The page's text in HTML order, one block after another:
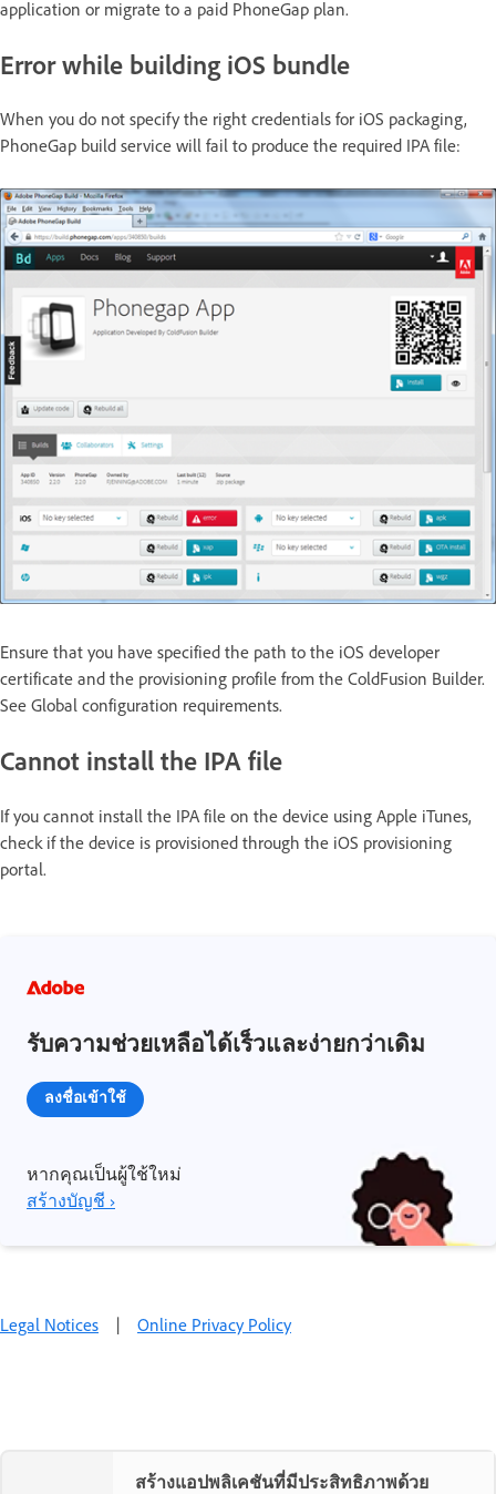
application or migrate to a paid PhoneGap plan.
Error while building iOS bundle
When you do not specify the right credentials for iOS packaging,
PhoneGap build service will fail to produce the required IPA file:
Ensure that you have specified the path to the iOS developer
certificate and the provisioning profile from the ColdFusion Builder.
See Global configuration requirements.
Cannot install the IPA file
If you cannot install the IPA file on the device using Apple iTunes,
check if the device is provisioned through the iOS provisioning
portal.
รับความช่วยเหลือได้เร็วและง่ายกว่าเดิม
ลงชื่อเข้าใช้
หากคุณเป็นผู้ใช้ใหม่
สร้างบัญชี ›
Legal Notices | Online Privacy Policy
สร้างแอปพลิเคชันที่มีประสิทธิภาพด้วย